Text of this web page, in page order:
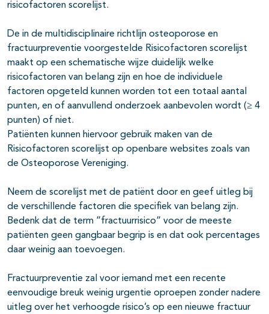
risicofactoren scorelijst.
De in de multidisciplinaire richtlijn osteoporose en
fractuurpreventie voorgestelde Risicofactoren scorelijst
maakt op een schematische wijze duidelijk welke
risicofactoren van belang zijn en hoe de individuele
factoren opgeteld kunnen worden tot een totaal aantal
punten, en of aanvullend onderzoek aanbevolen wordt (≥ 4
punten) of niet.
Patiënten kunnen hiervoor gebruik maken van de
Risicofactoren scorelijst op openbare websites zoals van
de Osteoporose Vereniging.
Neem de scorelijst met de patiënt door en geef uitleg bij
de verschillende factoren die specifiek van belang zijn.
Bedenk dat de term ”fractuurrisico” voor de meeste
patiënten geen gangbaar begrip is en dat ook percentages
daar weinig aan toevoegen.
Fractuurpreventie zal voor iemand met een recente
eenvoudige breuk weinig urgentie oproepen zonder nadere
uitleg over het verhoogde risico’s op een nieuwe fractuur